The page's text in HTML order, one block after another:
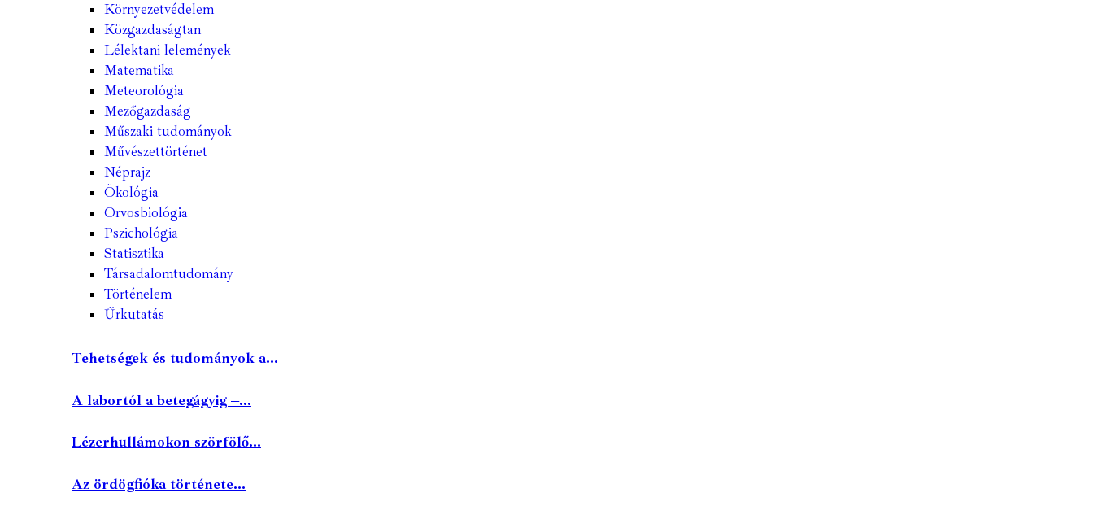
Környezetvédelem
Közgazdaságtan
Lélektani lelemények
Matematika
Meteorológia
Mezőgazdaság
Műszaki tudományok
Művészettörténet
Néprajz
Ökológia
Orvosbiológia
Pszichológia
Statisztika
Társadalomtudomány
Történelem
Űrkutatás
Tehetségek és tudományok a...
A labortól a betegágyig –...
Lézerhullámokon szörfölő...
Az ördögfióka története...